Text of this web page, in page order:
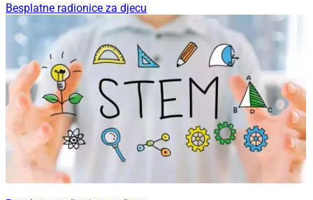
Besplatne radionice za djecu